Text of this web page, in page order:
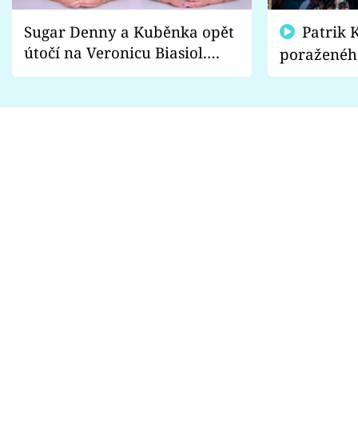
Sugar Denny a Kuběnka opět
útočí na Veronicu Biasiol.
Proč je podle nich falešná a
fanoušci